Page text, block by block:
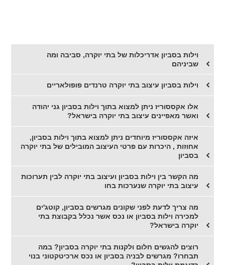
וילות בסביון אדריכלות של בתי יוקרה, סביבה ומה
שביניהם
וילות בסביון עיצוב בתי יוקרה טרנדים פופולאריים
אלו אקססוריז ניתן למצוא בתוך וילות בסביון גני יהודה
ואשר מאפיינים עיצוב בתי יוקרה בישראל?
איזה אקססוריז מיוחדים ניתן למצוא בתוך וילות בסביון,
אחוזות , היכרות עם פרטי העיצוב המובילים של בתי יוקרה
בסביון
מה הקשר בין וילות בסביון ועיצוב בתי יוקרה לבין תערוכות
עיצוב בתי יוקרה שנערכות בחו
מה צריך לדעת לפני שקונים מגרשים בסביון, קוטג'ים
למכירה וילות בסביון או נכס אשר נכלל בקבוצת בתי
יוקרה בישראל?
רוצים להגשים חלום ולקנות בתי יוקרה בסביון? במה
תבחרו? מגרשים לבניה בסביון או נכס ארכיטקטוני בנוי